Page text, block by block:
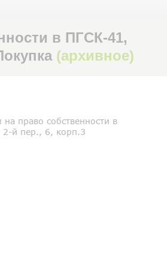
в ПГСК-41,
(архивное)
право собственности в
й пер., 6, корп.3